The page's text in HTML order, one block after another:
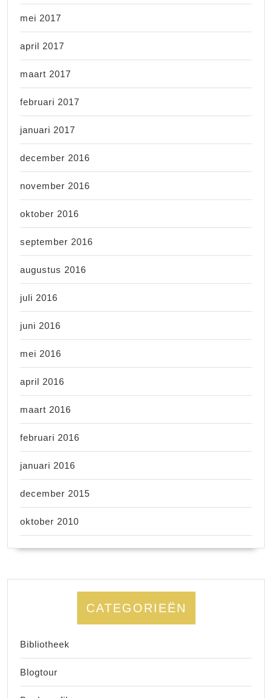
mei 2017
april 2017
maart 2017
februari 2017
januari 2017
december 2016
november 2016
oktober 2016
september 2016
augustus 2016
juli 2016
juni 2016
mei 2016
april 2016
maart 2016
februari 2016
januari 2016
december 2015
oktober 2010
CATEGORIEËN
Bibliotheek
Blogtour